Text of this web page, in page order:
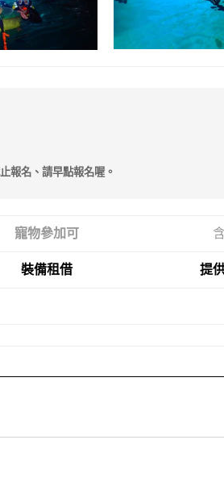
報名、請早點報名喔。
寵物參加可
裝備租借 提